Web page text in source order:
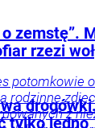
zemstę”.
rzezi
potomkowie
rodzinne
z
tylko jedno